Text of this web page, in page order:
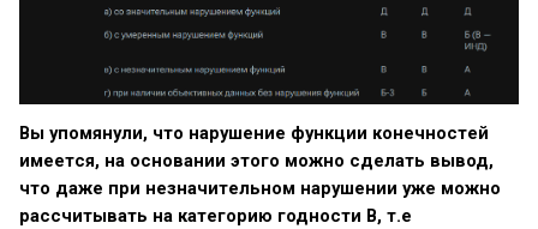
Вы упомянули, что нарушение функции конечностей
имеется, на основании этого можно сделать вывод,
что даже при незначительном нарушении уже можно
рассчитывать на категорию годности В, т.е